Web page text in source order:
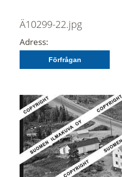
Ä10299-22.jpg
Adress:
Förfrågan